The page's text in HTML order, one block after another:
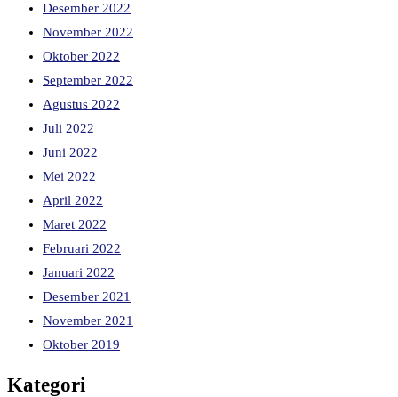
Desember 2022
November 2022
Oktober 2022
September 2022
Agustus 2022
Juli 2022
Juni 2022
Mei 2022
April 2022
Maret 2022
Februari 2022
Januari 2022
Desember 2021
November 2021
Oktober 2019
Kategori